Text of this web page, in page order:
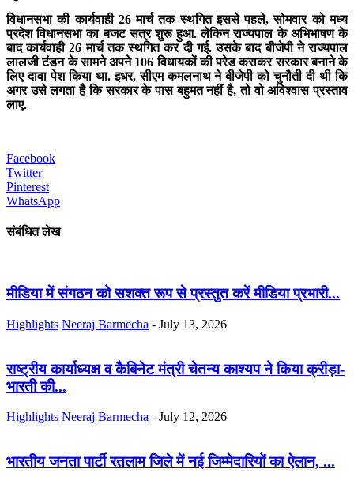
विधानसभा की कार्यवाही 26 मार्च तक स्थगित इससे पहले, सोमवार को मध्य
प्रदेश विधानसभा का बजट सत्र शुरू हुआ. लेकिन राज्यपाल के अभिभाषण के
बाद कार्यवाही 26 मार्च तक स्थगित कर दी गई. उसके बाद बीजेपी ने राज्यपाल
लालजी टंडन के सामने अपने 106 विधायकों की परेड कराकर सरकार बनाने के
लिए दावा पेश किया था. इधर, सीएम कमलनाथ ने बीजेपी को चुनौती दी थी कि
अगर उसे लगता है कि सरकार के पास बहुमत नहीं है, तो वो अविश्वास प्रस्ताव
लाए.
Facebook
Twitter
Pinterest
WhatsApp
संबंधित लेख
मीडिया में संगठन को सशक्त रूप से प्रस्तुत करें मीडिया प्रभारी...
Highlights Neeraj Barmecha - July 13, 2026
राष्ट्रीय कार्याध्यक्ष व कैबिनेट मंत्री चेतन्य काश्यप ने किया क्रीड़ा-
भारती की...
Highlights Neeraj Barmecha - July 12, 2026
भारतीय जनता पार्टी रतलाम जिले में नई जिम्मेदारियों का ऐलान, ...